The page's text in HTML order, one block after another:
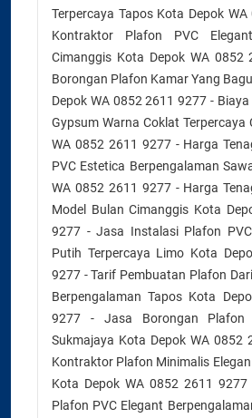
Terpercaya Tapos Kota Depok
Kontraktor Plafon PVC
Cimanggis Kota Depok WA 0852
Borongan Plafon Kamar Yang
Depok WA 0852 2611 9277 -
Gypsum Warna Coklat Terpercaya
WA 0852 2611 9277 - Harga
PVC Estetica Berpengalaman
WA 0852 2611 9277 - Harga
Model Bulan Cimanggis Kota
9277 - Jasa Instalasi Plafon
Putih Terpercaya Limo Kota
9277 - Tarif Pembuatan Plafon
Berpengalaman Tapos Kota
9277 - Jasa Borongan Plafon
Sukmajaya Kota Depok WA 0852
Kontraktor Plafon Minimalis Elegan
Kota Depok WA 0852 2611 9277
Plafon PVC Elegant